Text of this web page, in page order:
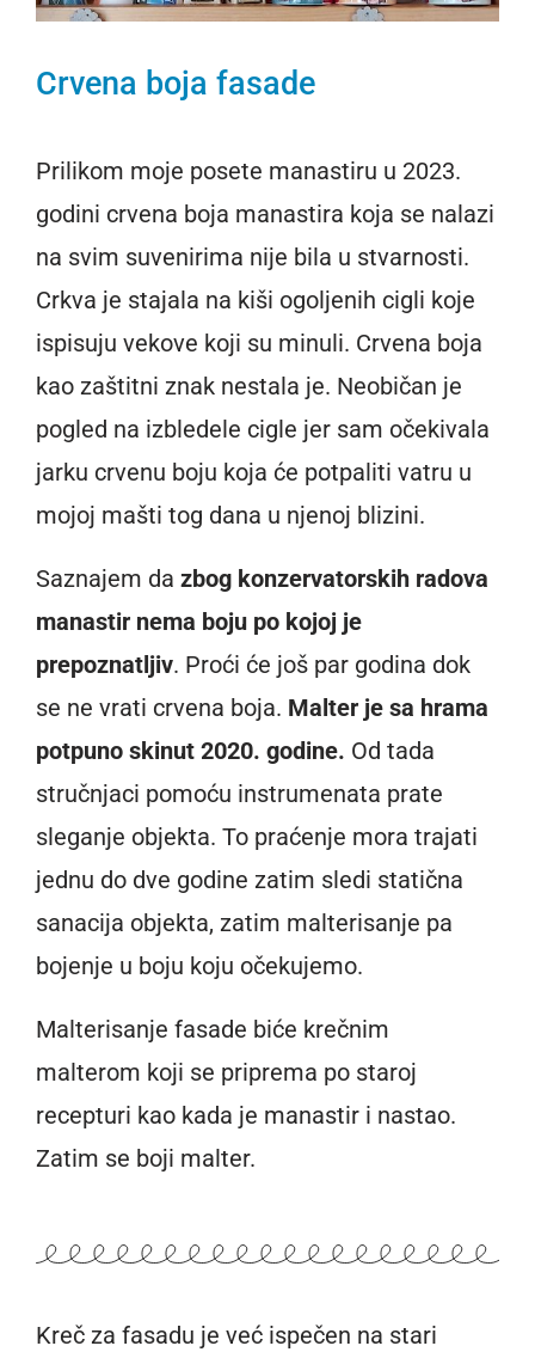
Crvena boja fasade
Prilikom moje posete manastiru u 2023.
godini crvena boja manastira koja se nalazi
na svim suvenirima nije bila u stvarnosti.
Crkva je stajala na kiši ogoljenih cigli koje
ispisuju vekove koji su minuli. Crvena boja
kao zaštitni znak nestala je. Neobičan je
pogled na izbledele cigle jer sam očekivala
jarku crvenu boju koja će potpaliti vatru u
mojoj mašti tog dana u njenoj blizini.
Saznajem da zbog konzervatorskih radova
manastir nema boju po kojoj je
prepoznatljiv. Proći će još par godina dok
se ne vrati crvena boja. Malter je sa hrama
potpuno skinut 2020. godine. Od tada
stručnjaci pomoću instrumenata prate
sleganje objekta. To praćenje mora trajati
jednu do dve godine zatim sledi statična
sanacija objekta, zatim malterisanje pa
bojenje u boju koju očekujemo.
Malterisanje fasade biće krečnim
malterom koji se priprema po staroj
recepturi kao kada je manastir i nastao.
Zatim se boji malter.
Kreč za fasadu je već ispečen na stari